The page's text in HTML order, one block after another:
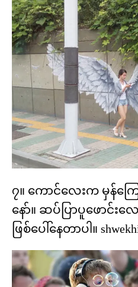
၇။ ကောင်လေးက မှန်က
နော်။ ဆပ်ပြာပူဖောင်
ဖြစ်ပေါ်နေတာပါ။